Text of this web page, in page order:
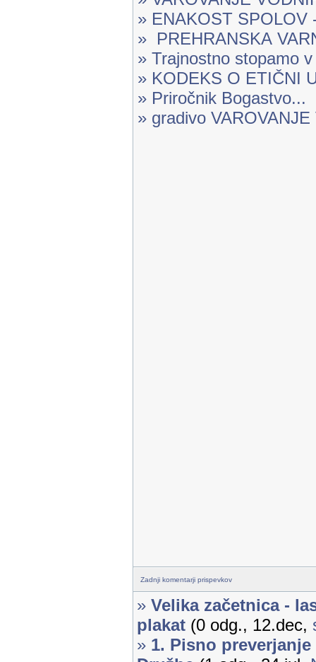
» ENAKOST SPOLOV
» PREHRANSKA
» Trajnostno stopamo
» KODEKS O ETIČNI
» Priročnik Bogastvo...
» gradivo
Zadnji komentarji prispevkov
» Velika začetnica -
plakat (0 odg., 12.dec,
» 1. Pisno preverjanje